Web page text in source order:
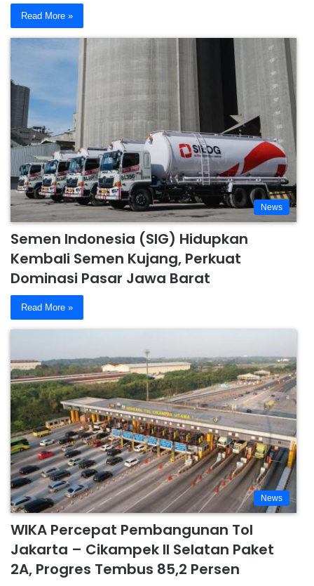
Read More »
News
Semen Indonesia (SIG) Hidupkan
Kembali Semen Kujang, Perkuat
Dominasi Pasar Jawa Barat
Read More »
News
WIKA Percepat Pembangunan Tol
Jakarta – Cikampek II Selatan Paket
2A, Progres Tembus 85,2 Persen